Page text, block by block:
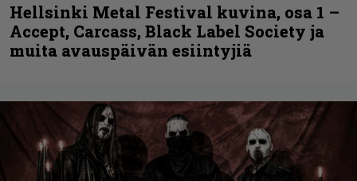
Hellsinki Metal Festival kuvina, osa 1 –
Accept, Carcass, Black Label Society ja
muita avauspäivän esiintyjiä